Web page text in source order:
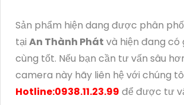
Sản phẩm hiện dang được phân
tại An Thành Phát và hiện đang có
cùng tốt. Nếu bạn cần tư vấn sâu
camera này hãy liên hệ với chúng
Hotline:0938.11.23.99 để được tư